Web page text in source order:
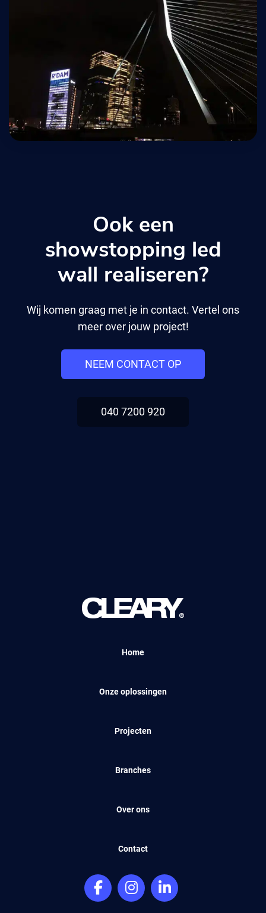
Ook een
showstopping led
wall realiseren?
Wij komen graag met je in contact. Vertel ons
meer over jouw project!
NEEM CONTACT OP
040 7200 920
Home
Onze oplossingen
Projecten
Branches
Over ons
Contact